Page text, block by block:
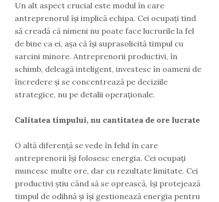
Un alt aspect crucial este modul în care
antreprenorul își implică echipa. Cei ocupați tind
să creadă că nimeni nu poate face lucrurile la fel
de bine ca ei, așa că își suprasolicită timpul cu
sarcini minore. Antreprenorii productivi, în
schimb, deleagă inteligent, investesc în oameni de
încredere și se concentrează pe deciziile
strategice, nu pe detalii operaționale.
Calitatea timpului, nu cantitatea de ore lucrate
O altă diferență se vede în felul în care
antreprenorii își folosesc energia. Cei ocupați
muncesc multe ore, dar cu rezultate limitate. Cei
productivi știu când să se oprească, își protejează
timpul de odihnă și își gestionează energia pentru